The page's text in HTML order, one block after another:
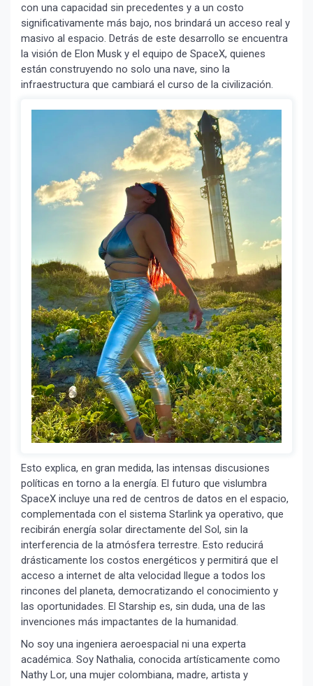
con una capacidad sin precedentes y a un costo
significativamente más bajo, nos brindará un acceso real y
masivo al espacio. Detrás de este desarrollo se encuentra
la visión de Elon Musk y el equipo de SpaceX, quienes
están construyendo no solo una nave, sino la
infraestructura que cambiará el curso de la civilización.
Esto explica, en gran medida, las intensas discusiones
políticas en torno a la energía. El futuro que vislumbra
SpaceX incluye una red de centros de datos en el espacio,
complementada con el sistema Starlink ya operativo, que
recibirán energía solar directamente del Sol, sin la
interferencia de la atmósfera terrestre. Esto reducirá
drásticamente los costos energéticos y permitirá que el
acceso a internet de alta velocidad llegue a todos los
rincones del planeta, democratizando el conocimiento y
las oportunidades. El Starship es, sin duda, una de las
invenciones más impactantes de la humanidad.
No soy una ingeniera aeroespacial ni una experta
académica. Soy Nathalia, conocida artísticamente como
Nathy Lor, una mujer colombiana, madre, artista y